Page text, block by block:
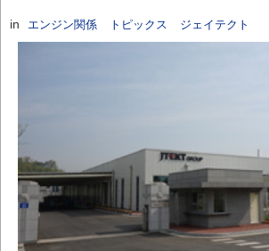
ク
in エンジン関係 トピックス ジェイテクト